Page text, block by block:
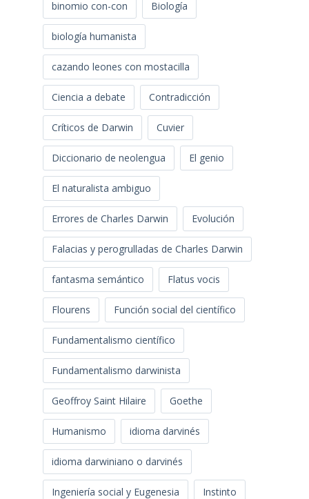
binomio con-con Biología
biología humanista
cazando leones con mostacilla
Ciencia a debate Contradicción
Críticos de Darwin Cuvier
Diccionario de neolengua El genio
El naturalista ambiguo
Errores de Charles Darwin Evolución
Falacias y perogrulladas de Charles Darwin
fantasma semántico Flatus vocis
Flourens Función social del científico
Fundamentalismo científico
Fundamentalismo darwinista
Geoffroy Saint Hilaire Goethe
Humanismo idioma darvinés
idioma darwiniano o darvinés
Ingeniería social y Eugenesia Instinto